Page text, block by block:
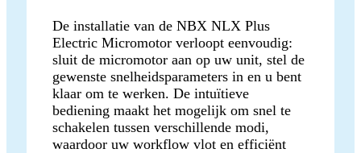
De installatie van de NBX NLX Plus
Electric Micromotor verloopt eenvoudig:
sluit de micromotor aan op uw unit, stel de
gewenste snelheidsparameters in en u bent
klaar om te werken. De intuïtieve
bediening maakt het mogelijk om snel te
schakelen tussen verschillende modi,
waardoor uw workflow vlot en efficiënt